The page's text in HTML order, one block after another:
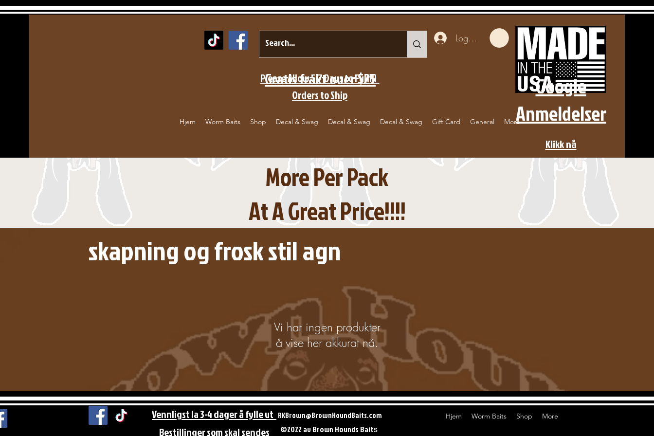
Gratis frakt over $25
Please Allow 5-7 Days to Fulfill
Orders to Ship
Hjem Worm Baits Shop Decal & Swag Decal & Swag Decal & Swag Gift Card General More
Logg inn
Google
Anmeldelser
Klikk nå
More Per Pack
At A Great Price!!!!
skapning og frosk stil agn
Vi har ingen produkter
å vise her akkurat nå.
Vennligst la 3-4 dager å fylle ut
Bestillinger som skal sendes
RKBrown@BrownHoundBaits.com
©2022 av Brown Hounds Baits
Hjem Worm Baits Shop More